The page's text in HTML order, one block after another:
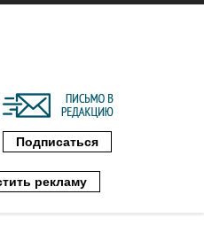
Подписаться
рекламу